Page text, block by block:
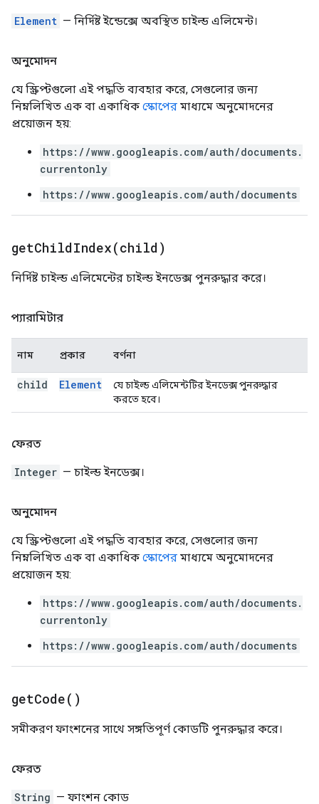
Element — নির্দিষ্ট ইন্ডেক্সে অবস্থিত চাইল্ড এলিমেন্ট।
অনুমোদন
যে স্ক্রিপ্টগুলো এই পদ্ধতি ব্যবহার করে, সেগুলোর জন্য
নিম্নলিখিত এক বা একাধিক স্কোপের মাধ্যমে অনুমোদনের
প্রয়োজন হয়:
https://www.googleapis.com/auth/documents.
currentonly
https://www.googleapis.com/auth/documents
getChildIndex(child)
নির্দিষ্ট চাইল্ড এলিমেন্টের চাইল্ড ইনডেক্স পুনরুদ্ধার করে।
প্যারামিটার
নাম প্রকার বর্ণনা
child Element
যে চাইল্ড এলিমেন্টটির ইনডেক্স পুনরুদ্ধার
করতে হবে।
ফেরত
Integer — চাইল্ড ইনডেক্স।
অনুমোদন
যে স্ক্রিপ্টগুলো এই পদ্ধতি ব্যবহার করে, সেগুলোর জন্য
নিম্নলিখিত এক বা একাধিক স্কোপের মাধ্যমে অনুমোদনের
প্রয়োজন হয়:
https://www.googleapis.com/auth/documents.
currentonly
https://www.googleapis.com/auth/documents
getCode( )
সমীকরণ ফাংশনের সাথে সঙ্গতিপূর্ণ কোডটি পুনরুদ্ধার করে।
ফেরত
String — ফাংশন কোড